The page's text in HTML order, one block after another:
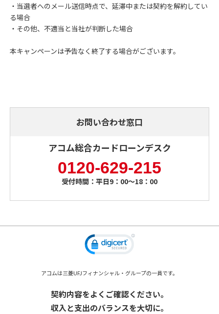
・当選者へのメール送信時点で、延滞中または契約を解約してい
る場合
・その他、不適当と当社が判断した場合
本キャンペーンは予告なく終了する場合がございます。
お問い合わせ窓口
アコム総合カードローンデスク
0120-629-215
受付時間：平日9：00～18：00
アコムは三菱UFJフィナンシャル・グループの一員です。
契約内容をよくご確認ください。
収入と支出のバランスを大切に。